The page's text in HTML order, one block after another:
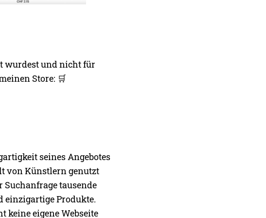
wurdest und nicht für
Store: 🛒
seines Angebotes
von Künstlern genutzt
tausende
einzigartige Produkte.
keine eigene Webseite